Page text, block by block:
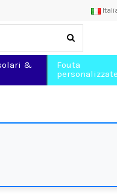
&
Fouta
personalizzate